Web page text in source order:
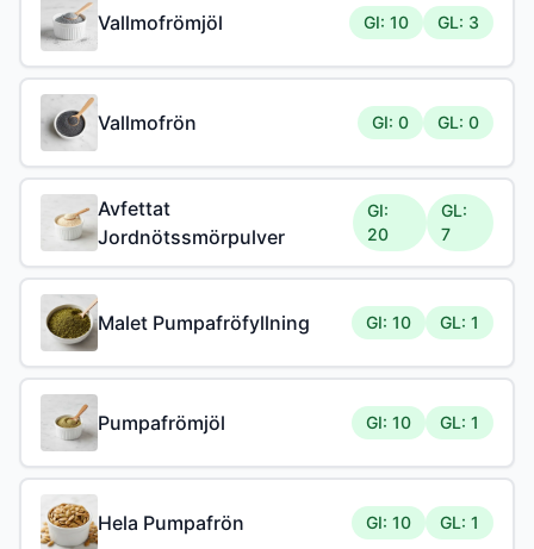
Vallmofrömjöl GI: 10 GL: 3
Vallmofrön GI: 0 GL: 0
Avfettat
Jordnötssmörpulver
GI:
20
GL:
7
Malet Pumpafröfyllning GI: 10 GL: 1
Pumpafrömjöl GI: 10 GL: 1
Hela Pumpafrön GI: 10 GL: 1